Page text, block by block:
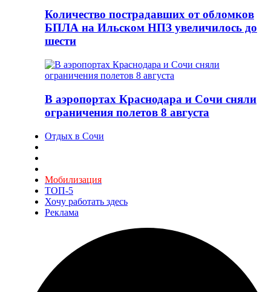
Количество пострадавших от обломков
БПЛА на Ильском НПЗ увеличилось до
шести
В аэропортах Краснодара и Сочи сняли
ограничения полетов 8 августа
Отдых в Сочи
Мобилизация
ТОП-5
Хочу работать здесь
Реклама